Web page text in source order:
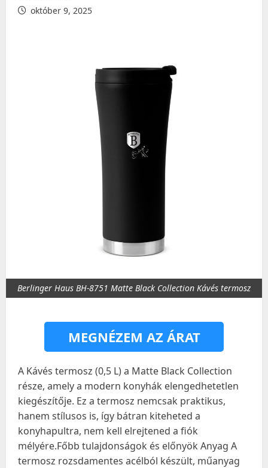
október 9, 2025
Berlinger Haus BH-8751 Matte Black Collection Kávés termosz
MEGNÉZEM AZ ÁRAT
A Kávés termosz (0,5 L) a Matte Black Collection
része, amely a modern konyhák elengedhetetlen
kiegészítője. Ez a termosz nemcsak praktikus,
hanem stílusos is, így bátran kiteheted a
konyhapultra, nem kell elrejtened a fiók
mélyére.Főbb tulajdonságok és előnyök Anyag A
termosz rozsdamentes acélból készült, műanyag